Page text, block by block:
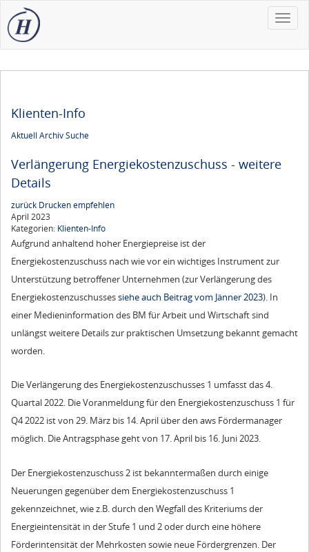
Toggle
Klienten-Info
Aktuell ArchivSuche
Verlängerung Energiekostenzuschuss - weitere
Details
zurück Druckenempfehlen
April 2023
Kategorien: Klienten-Info
Aufgrund anhaltend hoher Energiepreise ist der
Energiekostenzuschuss nach wie vor ein wichtiges Instrument zur
Unterstützung betroffener Unternehmen (zur Verlängerung des
Energiekostenzuschussessiehe auch Beitrag vom Jänner 2023). In
einer Medieninformation des BM für Arbeit und Wirtschaft sind
unlängst weitere Details zur praktischen Umsetzung bekannt gemacht
worden.
Die Verlängerung des Energiekostenzuschusses 1 umfasst das 4.
Quartal 2022. Die Voranmeldung für den Energiekostenzuschuss 1 für
Q4 2022 ist von 29. März bis 14. April über den aws Fördermanager
möglich. Die Antragsphase geht von 17. April bis 16. Juni 2023.
Der Energiekostenzuschuss 2 ist bekanntermaßen durch einige
Neuerungen gegenüber dem Energiekostenzuschuss 1
gekennzeichnet, wie z.B. durch den Wegfall des Kriteriums der
Energieintensität in der Stufe 1 und 2 oder durch eine höhere
Förderintensität der Mehrkosten sowie neue Fördergrenzen. Der